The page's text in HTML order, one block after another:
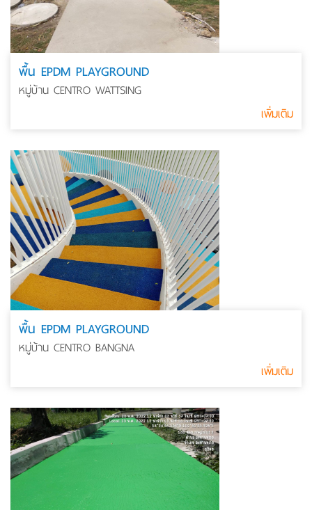
พื้น EPDM PLAYGROUND
หมู่บ้าน CENTRO WATTSING
เพิ่มเติม
พื้น EPDM PLAYGROUND
หมู่บ้าน CENTRO BANGNA
เพิ่มเติม